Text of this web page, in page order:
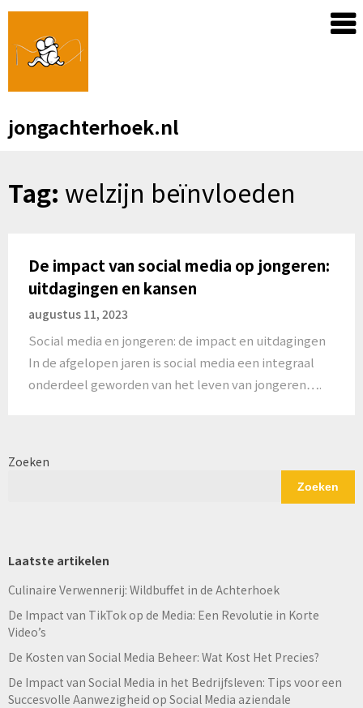
Skip
content
jongachterhoek.nl
Tag: welzijn beïnvloeden
De impact van social media op jongeren:
uitdagingen en kansen
augustus 11, 2023
Social media en jongeren: de impact en uitdagingen
In de afgelopen jaren is social media een integraal
onderdeel geworden van het leven van jongeren….
Zoeken
Zoeken
Laatste artikelen
Culinaire Verwennerij: Wildbuffet in de Achterhoek
De Impact van TikTok op de Media: Een Revolutie in Korte
Video’s
De Kosten van Social Media Beheer: Wat Kost Het Precies?
De Impact van Social Media in het Bedrijfsleven: Tips voor een
Succesvolle Aanwezigheid op Social Media aziendale